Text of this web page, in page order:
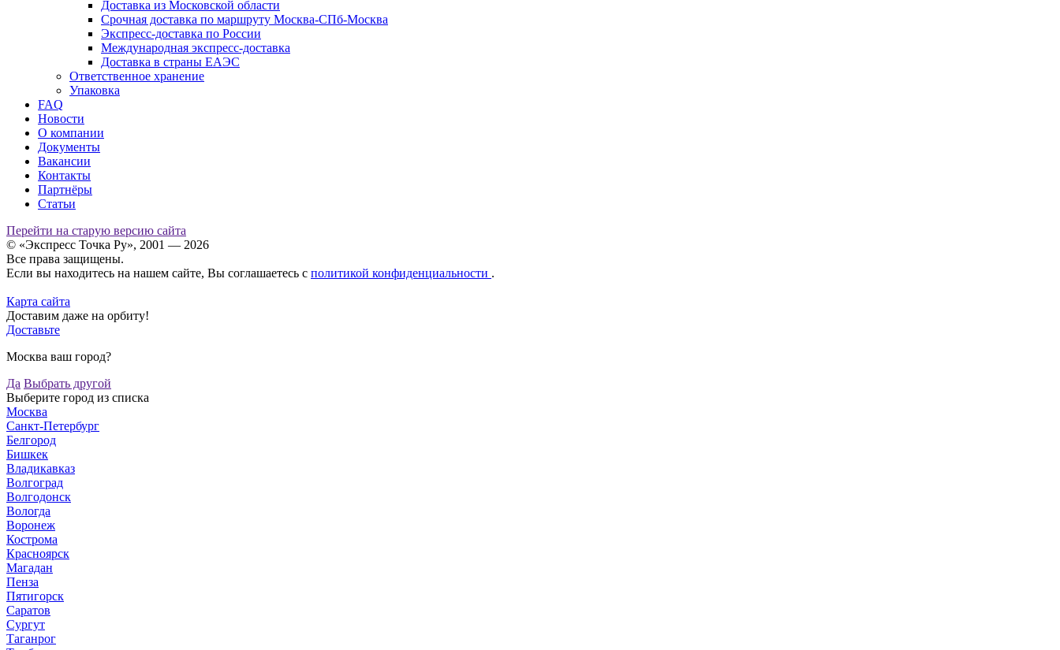
Доставка из Московской области
Срочная доставка по маршруту Москва-СПб-Москва
Экспресс-доставка по России
Международная экспресс-доставка
Доставка в страны ЕАЭС
Ответственное хранение
Упаковка
FAQ
Новости
О компании
Документы
Вакансии
Контакты
Партнёры
Статьи
Перейти на старую версию сайта
© «Экспресс Точка Ру», 2001 — 2026
Все права защищены.
Если вы находитесь на нашем сайте, Вы соглашаетесь с политикой конфиденциальности .
Карта сайта
Доставим даже на орбиту!
Доставьте
Москва ваш город?
Да Выбрать другой
Выберите город из списка
Москва
Санкт-Петербург
Белгород
Бишкек
Владикавказ
Волгоград
Волгодонск
Вологда
Воронеж
Кострома
Красноярск
Магадан
Пенза
Пятигорск
Саратов
Сургут
Таганрог